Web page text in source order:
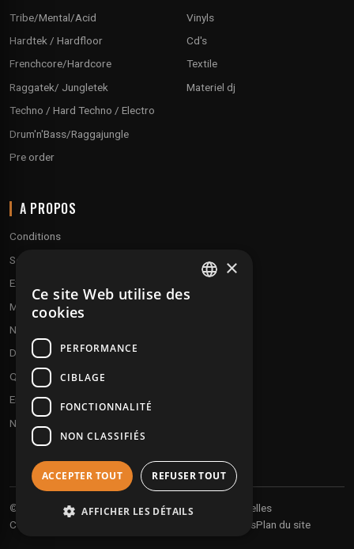
Tribe/Mental/Acid
Hardtek / Hardfloor
Frenchcore/Hardcore
Raggatek/ Jungletek
Techno / Hard Techno / Electro
Drum'n'Bass/Raggajungle
Pre order
Vinyls
Cd's
Textile
Materiel dj
A PROPOS
Conditions
Service client
Expédition & retours
Modes de paiement
Notre programme de fidélité
Disques cadeaux
Qui sommes-nous ?
Envoyez vos démos
Nous contacter
© 2026 UndergroundteknoVos informations personnelles
Conditions générales de vente
Expéditions et retoursPlan du site
×
Ce site Web utilise des
cookies
PERFORMANCE
CIBLAGE
FONCTIONNALITÉ
NON CLASSIFIÉS
ACCEPTER TOUT REFUSER TOUT
AFFICHER LES DÉTAILS